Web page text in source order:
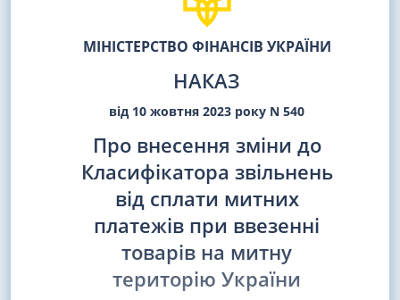
МІНІСТЕРСТВО ФІНАНСІВ УКРАЇНИ
НАКАЗ
від 10 жовтня 2023 року N 540
Про внесення зміни до
Класифікатора звільнень
від сплати митних
платежів при ввезенні
товарів на митну
територію України